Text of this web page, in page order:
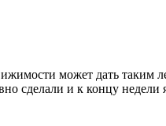
может дать таким
сделали и к концу недели